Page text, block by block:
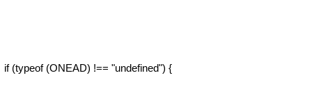
if (typeof (ONEAD) !== "undefined") {